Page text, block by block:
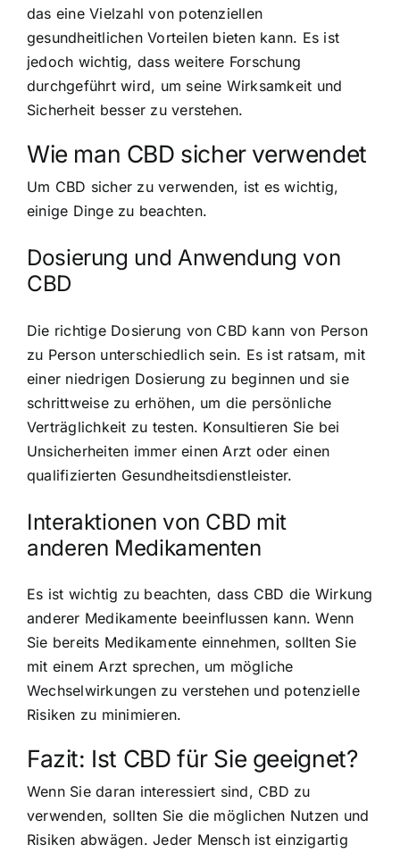
das eine Vielzahl von potenziellen
gesundheitlichen Vorteilen bieten kann. Es ist
jedoch wichtig, dass weitere Forschung
durchgeführt wird, um seine Wirksamkeit und
Sicherheit besser zu verstehen.
Wie man CBD sicher verwendet
Um CBD sicher zu verwenden, ist es wichtig,
einige Dinge zu beachten.
Dosierung und Anwendung von
CBD
Die richtige Dosierung von CBD kann von Person
zu Person unterschiedlich sein. Es ist ratsam, mit
einer niedrigen Dosierung zu beginnen und sie
schrittweise zu erhöhen, um die persönliche
Verträglichkeit zu testen. Konsultieren Sie bei
Unsicherheiten immer einen Arzt oder einen
qualifizierten Gesundheitsdienstleister.
Interaktionen von CBD mit
anderen Medikamenten
Es ist wichtig zu beachten, dass CBD die Wirkung
anderer Medikamente beeinflussen kann. Wenn
Sie bereits Medikamente einnehmen, sollten Sie
mit einem Arzt sprechen, um mögliche
Wechselwirkungen zu verstehen und potenzielle
Risiken zu minimieren.
Fazit: Ist CBD für Sie geeignet?
Wenn Sie daran interessiert sind, CBD zu
verwenden, sollten Sie die möglichen Nutzen und
Risiken abwägen. Jeder Mensch ist einzigartig